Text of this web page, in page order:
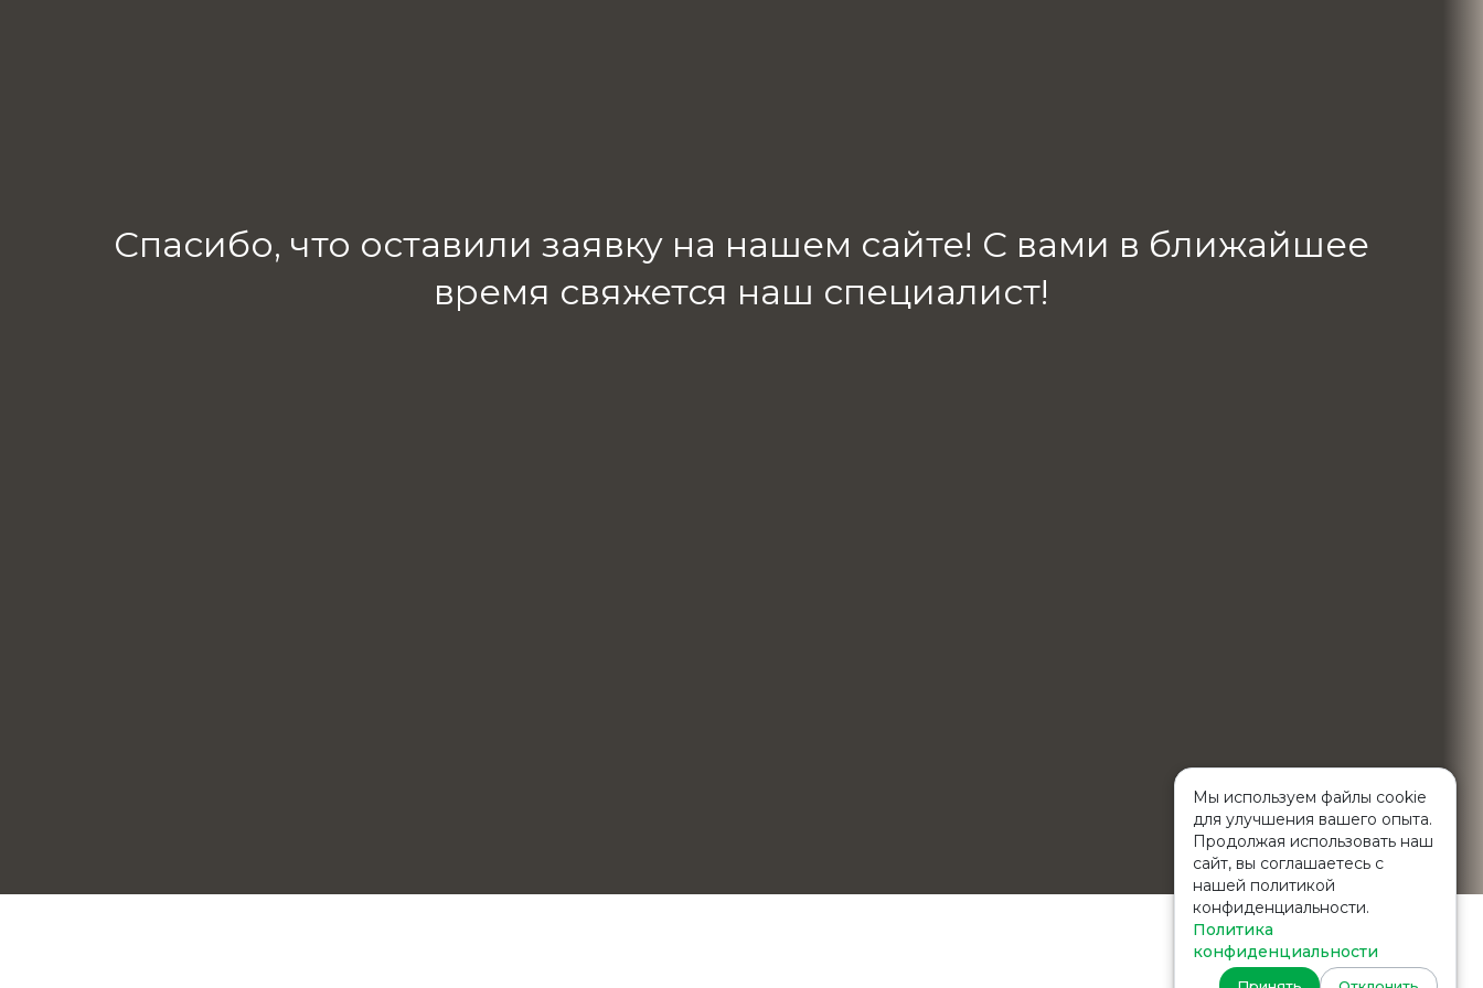
Спасибо, что оставили заявку на нашем сайте! С вами в ближайшее
время свяжется наш специалист!
Мы используем файлы cookie
для улучшения вашего опыта.
Продолжая использовать наш
сайт, вы соглашаетесь с
нашей политикой
конфиденциальности.
Политика
конфиденциальности